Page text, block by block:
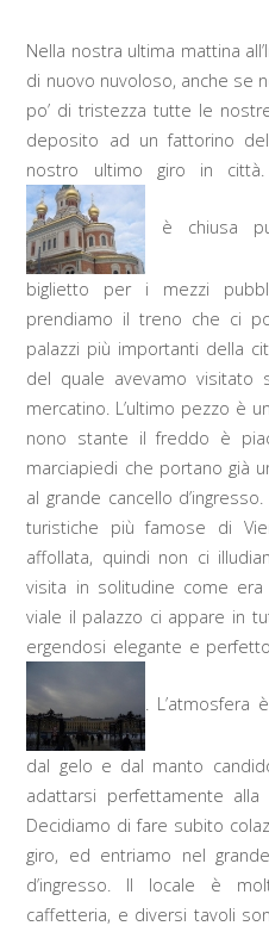
Nella nostra ultima mattina
di nuovo nuvoloso, anche se
po’ di tristezza tutte le
deposito ad un fattorino
nostro ultimo giro in
è chiusa
biglietto per i mezzi
prendiamo il treno che ci
palazzi più importanti della
del quale avevamo visitato
mercatino. L’ultimo pezzo è
nono stante il freddo è
marciapiedi che portano già
al grande cancello
turistiche più famose di
affollata, quindi non ci
visita in solitudine come
viale il palazzo ci appare in
ergendosi elegante e
. L’atmosfera
dal gelo e dal manto
adattarsi perfettamente
Decidiamo di fare subito
giro, ed entriamo nel
d’ingresso. Il locale è
caffetteria, e diversi tavoli